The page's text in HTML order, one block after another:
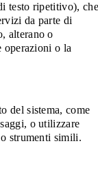
testo ripetitivo), che
da parte di
alterano o
operazioni o la
del sistema, come
o utilizzare
strumenti simili.